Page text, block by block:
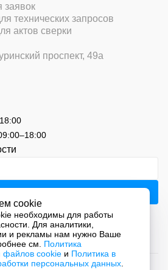
заявок
технических запросов
актов сверки
проспект, 49а
–18:00
вы соглашаетесь с
данных
cookie
необходимы для работы
Для аналитики,
и рекламы нам нужно Ваше
см. Политика
файлов cookie и Политика в
персональных данных